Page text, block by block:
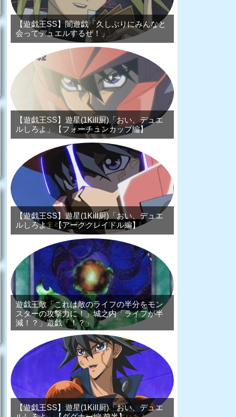
【遊戯王SS】闇遊戯「久しぶりにみんなと
会ってデュエルするぜ！」
【遊戯王SS】遊星(1Kill厨)「おい、デュエ
ルしろよ」【フォーチュンカップ編】
【遊戯王SS】遊星(1Kill厨)「おい、デュエ
ルしろよ」【アーククレイドル編】
遊戯王敵「これは敵のライフの半分をモン
スターの攻撃力に！」城之内「ライフが半
減！？」遊戯「！？」
【遊戯王SS】遊星(1Kill厨)「おい、デュエ